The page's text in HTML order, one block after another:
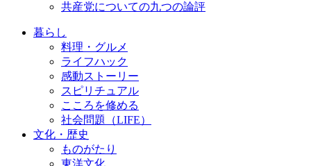
共産党についての九つの論評
暮らし
料理・グルメ
ライフハック
感動ストーリー
スピリチュアル
こころを修める
社会問題（LIFE）
文化・歴史
ものがたり